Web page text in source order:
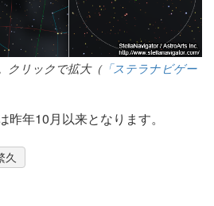
クリックで拡大（「ステラナビゲー
年10月以来となります。
久